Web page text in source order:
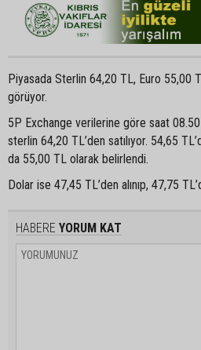
Piyasada Sterlin 64,20 TL, Euro 55,00
görüyor.
5P Exchange verilerine göre saat 08.50
sterlin 64,20 TL’den satılıyor. 54,65
da 55,00 TL olarak belirlendi.
Dolar ise 47,45 TL’den alınıp, 47,75
HABERE YORUM KAT